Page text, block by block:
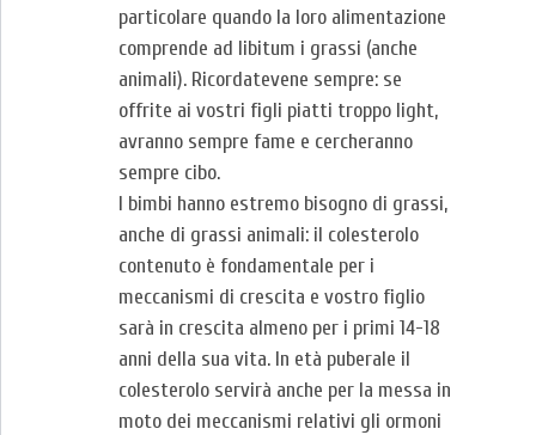
particolare quando la loro alimentazione
comprende ad libitum i grassi (anche
animali). Ricordatevene sempre: se
offrite ai vostri figli piatti troppo light,
avranno sempre fame e cercheranno
sempre cibo.
I bimbi hanno estremo bisogno di grassi,
anche di grassi animali: il colesterolo
contenuto è fondamentale per i
meccanismi di crescita e vostro figlio
sarà in crescita almeno per i primi 14-18
anni della sua vita. In età puberale il
colesterolo servirà anche per la messa in
moto dei meccanismi relativi gli ormoni